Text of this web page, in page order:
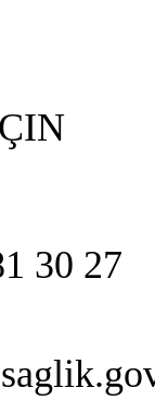
30 27